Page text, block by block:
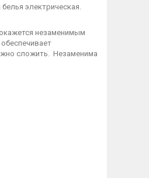
электрическая.
незаменимым
сложить. Незаменима